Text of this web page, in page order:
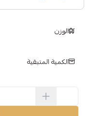
الوزن
الكمية المتبقية